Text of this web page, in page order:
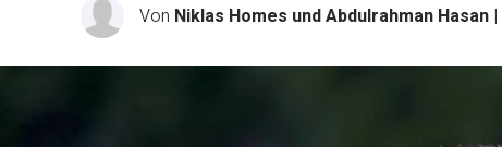
Von Niklas Homes und Abdulrahman Hasan |